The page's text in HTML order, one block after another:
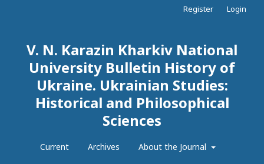
V. N. Karazin Kharkiv National
University Bulletin History of
Ukraine. Ukrainian Studies:
Historical and Philosophical
Sciences
Current Archives About the Journal
Register Login